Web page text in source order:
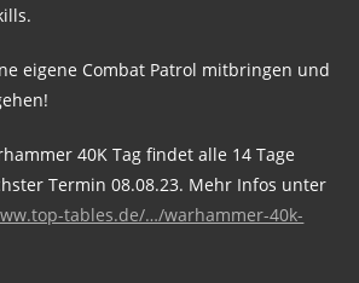
eigene Combat Patrol mitbringen und
40K Tag findet alle 14 Tage
Termin 08.08.23. Mehr Infos unter
tables.de/…/warhammer-40k-